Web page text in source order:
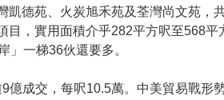
凱德苑、火炭旭禾苑及荃灣尚文苑
目，實用面積介乎282平方呎至568
」一梯36伙還要多。
億成交，每呎10.5萬。中美貿易戰